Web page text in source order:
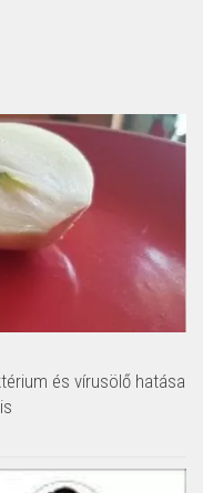
és vírusölő hatása